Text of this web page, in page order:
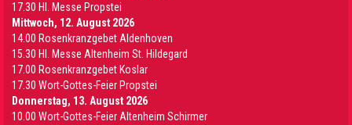
17.30 Hl. Messe Propstei
Mittwoch, 12. August 2026
14.00 Rosenkranzgebet Aldenhoven
15.30 Hl. Messe Altenheim St. Hildegard
17.00 Rosenkranzgebet Koslar
17.30 Wort-Gottes-Feier Propstei
Donnerstag, 13. August 2026
10.00 Wort-Gottes-Feier Altenheim Schirmer